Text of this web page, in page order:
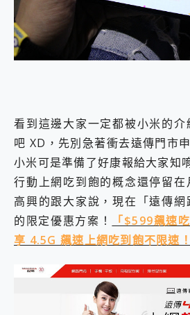
看到這邊大家一定都被小米的
吧 XD，先別急著衝去遠傳門市
小米可是準備了好康報給大家知
行動上網吃到飽的概念還停留
高興的跟大家說，現在「遠傳
的限定優惠方案！
「$599飆速
享 4.5G 飆速上網吃到飽不限速！